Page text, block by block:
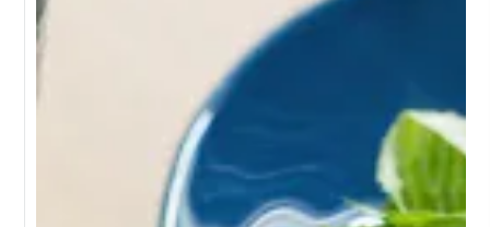
かたち。